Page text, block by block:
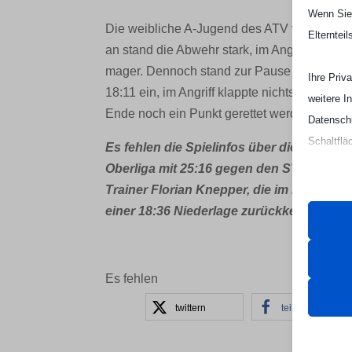
Die weibliche A-Jugend des ATV
an stand die Abwehr stark, im Angriff
mager. Dennoch stand zur Pause eine
18:11 ein, im Angriff klappte nichts mehr, in
Ende noch ein Punkt gerettet werden
Es fehlen die Spielinfos über die
Oberliga mit 25:16 gegen den SV
Trainer Florian Knepper, die im
einer 18:36 Niederlage zurückkehrte.
Es fehlen
twittern teilen
Wenn
Ihre
weitere
und die